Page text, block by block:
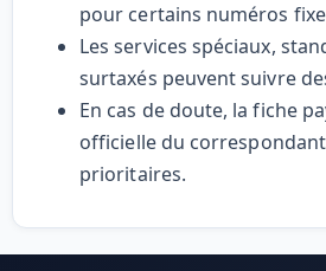
pour certains numéros
Les services spéciaux,
surtaxés peuvent suivre
En cas de doute, la fiche
officielle du
prioritaires.